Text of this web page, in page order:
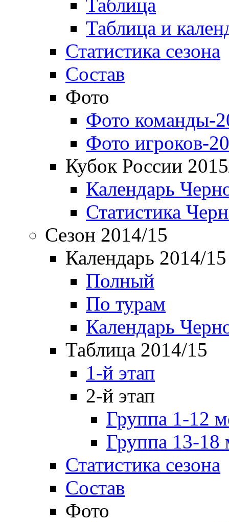
Таблица
Таблица и
Статистика сезона
Состав
Фото
Фото команды-
Фото игроков-
Кубок России
Календарь
Статистика
Сезон 2014/15
Календарь 2014/15
Полный
По турам
Календарь
Таблица 2014/15
1-й этап
2-й этап
Группа 1-12
Группа 13-18
Статистика сезона
Состав
Фото